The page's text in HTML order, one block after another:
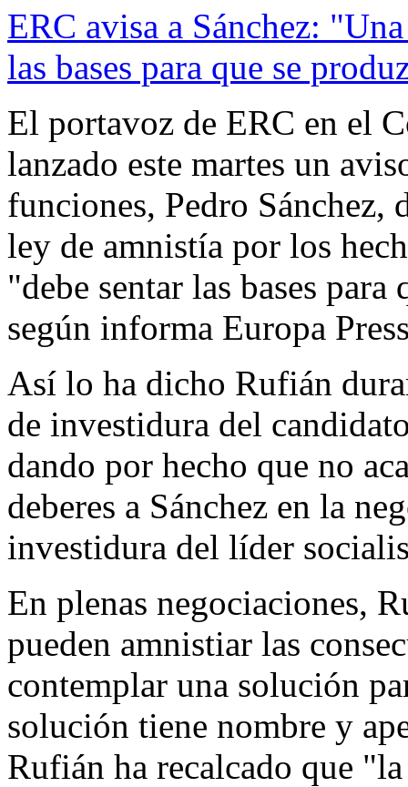
ERC avisa a Sánchez:
las bases para que se
El portavoz de ERC en el
lanzado este martes un
funciones, Pedro Sánchez,
ley de amnistía por los
"debe sentar las bases
según informa Europa
Así lo ha dicho Rufián
de investidura del
dando por hecho que no
deberes a Sánchez en la
investidura del líder
En plenas negociaciones,
pueden amnistiar las
contemplar una solución
solución tiene nombre y
Rufián ha recalcado que